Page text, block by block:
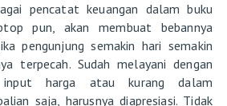
pencatat keuangan dalam buku
pun, akan membuat bebannya
pengunjung semakin hari semakin
terpecah. Sudah melayani dengan
harga atau kurang dalam
saja, harusnya diapresiasi. Tidak